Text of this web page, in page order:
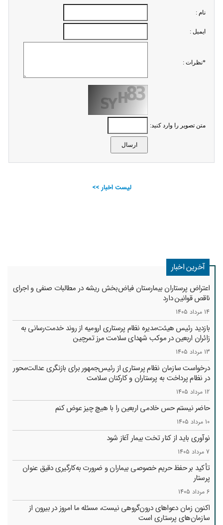
نام :
ايميل :
*نظرات :
متن تصویر را وارد کنید:
لیست اخبار >>
آخرین اخبار
اعتراض پرستاران بیمارستان فیاض‌بخش ریشه در مطالبات صنفی و اجرای
ناقص قوانین دارد
14 مرداد 1405
بازدید رئیس هیئت‌مدیره نظام پرستاری ارومیه از روند خدمت‌رسانی به
زائران اربعین در موکب شهدای سلامت مرز تمرچین
13 مرداد 1405
درخواست سازمان نظام پرستاری از رئیس‌جمهور برای بازنگری عدالت‌محور
در نظام پرداخت به پرستاران و کارکنان سلامت
12 مرداد 1405
حاضر نیستم حس خادمی اربعین را با هیچ چیز عوض کنم
10 مرداد 1405
نوآوری باید از کنار تخت بیمار آغاز شود
7 مرداد 1405
تأکید بر حفظ حریم خصوصی بیماران و ضرورت به‌کارگیری دقیق عنوان
پرستار
6 مرداد 1405
اکنون زمان دعواهای درون‌گروهی نیست، مسئله ما امروز در بیرون از
سازمان‌های پرستاری است